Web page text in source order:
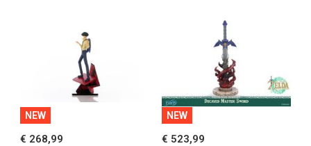
NEW
€ 268,99
NEW
€ 523,99